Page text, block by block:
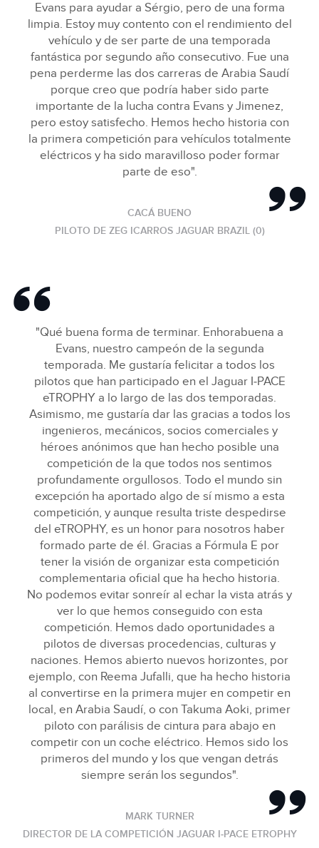
Evans para ayudar a Sérgio, pero de una forma
limpia. Estoy muy contento con el rendimiento del
vehículo y de ser parte de una temporada
fantástica por segundo año consecutivo. Fue una
pena perderme las dos carreras de Arabia Saudí
porque creo que podría haber sido parte
importante de la lucha contra Evans y Jimenez,
pero estoy satisfecho. Hemos hecho historia con
la primera competición para vehículos totalmente
eléctricos y ha sido maravilloso poder formar
parte de eso".
CACÁ BUENO
PILOTO DE ZEG ICARROS JAGUAR BRAZIL (0)
"Qué buena forma de terminar. Enhorabuena a
Evans, nuestro campeón de la segunda
temporada. Me gustaría felicitar a todos los
pilotos que han participado en el Jaguar I‑PACE
eTROPHY a lo largo de las dos temporadas.
Asimismo, me gustaría dar las gracias a todos los
ingenieros, mecánicos, socios comerciales y
héroes anónimos que han hecho posible una
competición de la que todos nos sentimos
profundamente orgullosos. Todo el mundo sin
excepción ha aportado algo de sí mismo a esta
competición, y aunque resulta triste despedirse
del eTROPHY, es un honor para nosotros haber
formado parte de él. Gracias a Fórmula E por
tener la visión de organizar esta competición
complementaria oficial que ha hecho historia.
No podemos evitar sonreír al echar la vista atrás y
ver lo que hemos conseguido con esta
competición. Hemos dado oportunidades a
pilotos de diversas procedencias, culturas y
naciones. Hemos abierto nuevos horizontes, por
ejemplo, con Reema Jufalli, que ha hecho historia
al convertirse en la primera mujer en competir en
local, en Arabia Saudí, o con Takuma Aoki, primer
piloto con parálisis de cintura para abajo en
competir con un coche eléctrico. Hemos sido los
primeros del mundo y los que vengan detrás
siempre serán los segundos".
MARK TURNER
DIRECTOR DE LA COMPETICIÓN JAGUAR I‑PACE ETROPHY